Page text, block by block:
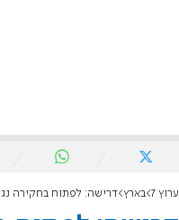
ערוץ 7 בארץ דרישה: לפתוח בחקירה